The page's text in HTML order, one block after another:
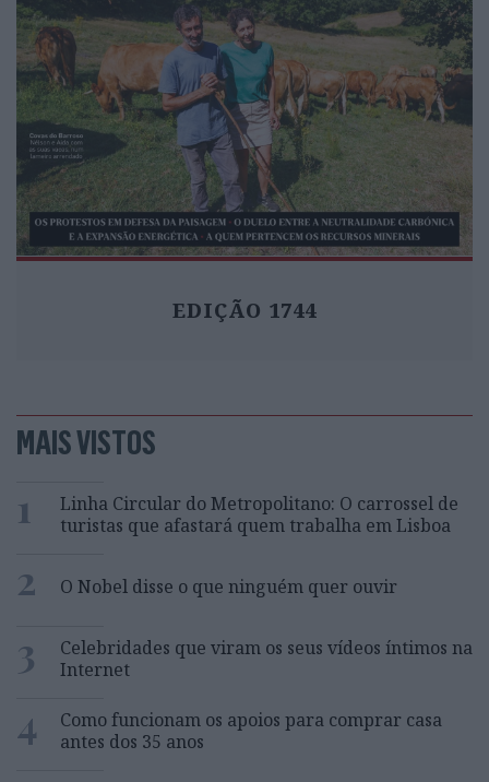
EDIÇÃO 1744
MAIS VISTOS
1
Linha Circular do Metropolitano: O carrossel de
turistas que afastará quem trabalha em Lisboa
2 O Nobel disse o que ninguém quer ouvir
3
Celebridades que viram os seus vídeos íntimos na
Internet
4
Como funcionam os apoios para comprar casa
antes dos 35 anos